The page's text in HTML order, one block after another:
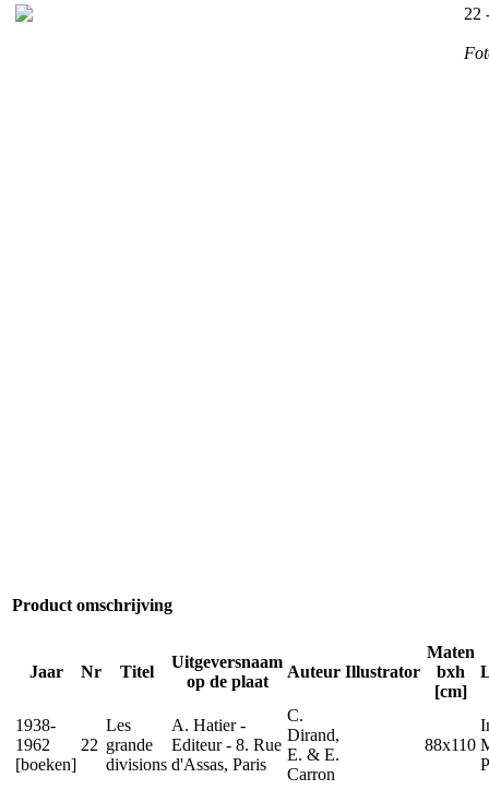
22
Product omschrijving
Jaar Nr Titel
Uitgeversnaam
op de plaat
Auteur Illustrator
Maten
bxh
[cm]
1938-
1962
[boeken]
22
Les
grande
divisions
A. Hatier -
Editeur - 8. Rue
d'Assas, Paris
C.
Dirand,
E. & E.
Carron
88x110